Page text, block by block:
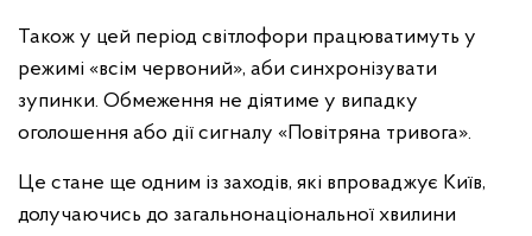
Також у цей період світлофори працюватимуть у
режимі «всім червоний», аби синхронізувати
зупинки. Обмеження не діятиме у випадку
оголошення або дії сигналу «Повітряна тривога».
Це стане ще одним із заходів, які впроваджує Київ,
долучаючись до загальнонаціональної хвилини